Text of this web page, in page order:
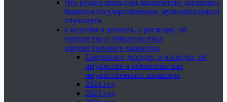
Что нужно знать при заключении договора с
бывшим государственным, муниципальным
служащим
Сведения о доходах, о расходах, об
имуществе и обязательствах
имущественного характера
Сведения о доходах, о расходах, об
имуществе и обязательствах
имущественного характера
2024 год
2023 год